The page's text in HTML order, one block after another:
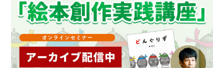
ズカフェ 公式サイト https://mucchis-
cafe.jimdofree.com/ ムッチーズカフェ Twitter
https://twitter.com/mucchiscafe